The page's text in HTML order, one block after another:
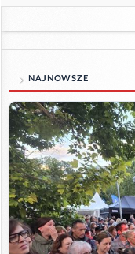
NAJNOWSZE